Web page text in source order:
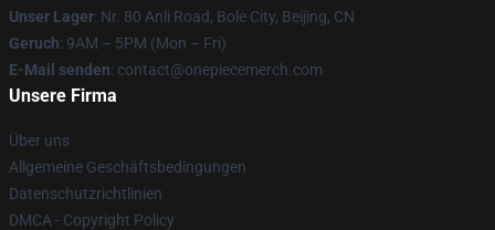
Unser Lager: Nr. 80 Anli Road, Bole City, Beijing, CN
Geruch: 9AM – 5PM (Mon – Fri)
E-Mail senden: contact@onepiecemerch.com
Unsere Firma
Über uns
Allgemeine Geschäftsbedingungen
Datenschutzrichtlinien
DMCA - Copyright Policy